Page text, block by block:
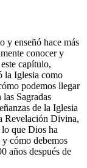
y enseñó hace más
conocer y
capítulo,
la Iglesia como
podemos llegar
Sagradas
de la Iglesia
Revelación Divina,
que Dios ha
cómo debemos
años después de